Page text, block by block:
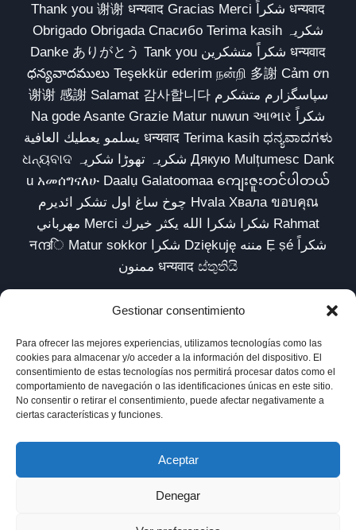
Gestionar consentimiento
Para ofrecer las mejores experiencias, utilizamos tecnologías como las
cookies para almacenar y/o acceder a la información del dispositivo. El
consentimiento de estas tecnologías nos permitirá procesar datos como el
comportamiento de navegación o las identificaciones únicas en este sitio.
No consentir o retirar el consentimiento, puede afectar negativamente a
ciertas características y funciones.
Aceptar
Denegar
Thank you 谢谢 धन्यवाद Gracias Merci شكراً धन्यवाद
Obrigado Obrigada Спасибо Terima kasih شکریہ
Danke ありがとう Tank you شكراً متشكرين धन्यवाद
ధన్యవాదములు Teşekkür ederim நன்றி 多謝 Cảm ơn
谢谢 感謝 Salamat 감사합니다 سپاسگزارم متشکرم
Na gode Asante Grazie Matur nuwun આભાર شكراً
يسلمو يعطيك العافية धन्यवाद Terima kasih ಧನ್ಯವಾದಗಳು
ଧନ୍ୟବାଦ شکریہ تھوڑا شکریہ Дякую Mulțumesc Dank
u አመሰግናለሁ Daalụ Galatoomaa ကျေးဇူးတင်ပါတယ်
چوخ ساغ اول تشکر ائدیرم Hvala Хвала ขอบคุณ
مهرباني Merci شكرا شكرا الله يكثر خيرك Rahmat
नന്ദि Matur sokkor شكرا Dziękuję مننه Ẹ ṣé شكراً
ممنون धन्यवाद ස්තුතියි
Inicio Biblioteca Parábolas TV
Comunidad
Esencia
Blog
Política de privacidad
Aviso legal
Política de cookies (UE)